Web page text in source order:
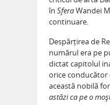
în SferaWandei
continuare.
Despărțirea de
numărul era pe
dictat capitolul
orice conducător
această nobilă
astăzi ca pe o